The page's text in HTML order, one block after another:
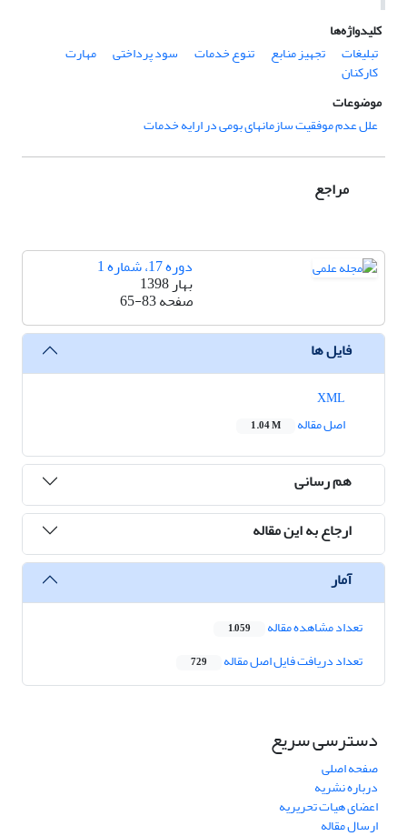
کلیدواژه‌ها
تبلیغات
تجهیز منابع تنوع خدمات سود پرداختی مهارت
کارکنان
موضوعات
علل عدم موفقیت سازمانهای بومی در ارایه خدمات
مراجع
دوره 17، شماره 1
بهار 1398
صفحه65-83
فایل ها
اصل مقاله
1.04 M
هم رسانی
ارجاع به این مقاله
آمار
تعداد مشاهده مقاله 1,059
تعداد دریافت فایل اصل مقاله 729
دسترسی سریع
صفحه اصلی
درباره نشریه
اعضای هیات تحریریه
ارسال مقاله